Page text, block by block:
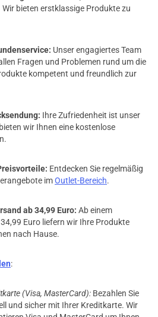
bieten erstklassige Produkte zu
Unser engagiertes Team
Fragen und Problemen rund um die
kompetent und freundlich zur
Ihre Zufriedenheit ist unser
wir Ihnen eine kostenlose
Entdecken Sie regelmäßig
imOutlet-Bereich.
ab 34,99 Euro: Ab einem
Euro liefern wir Ihre Produkte
nach Hause.
:
(Visa, MasterCard): Bezahlen Sie
und sicher mit Ihrer Kreditkarte. Wir